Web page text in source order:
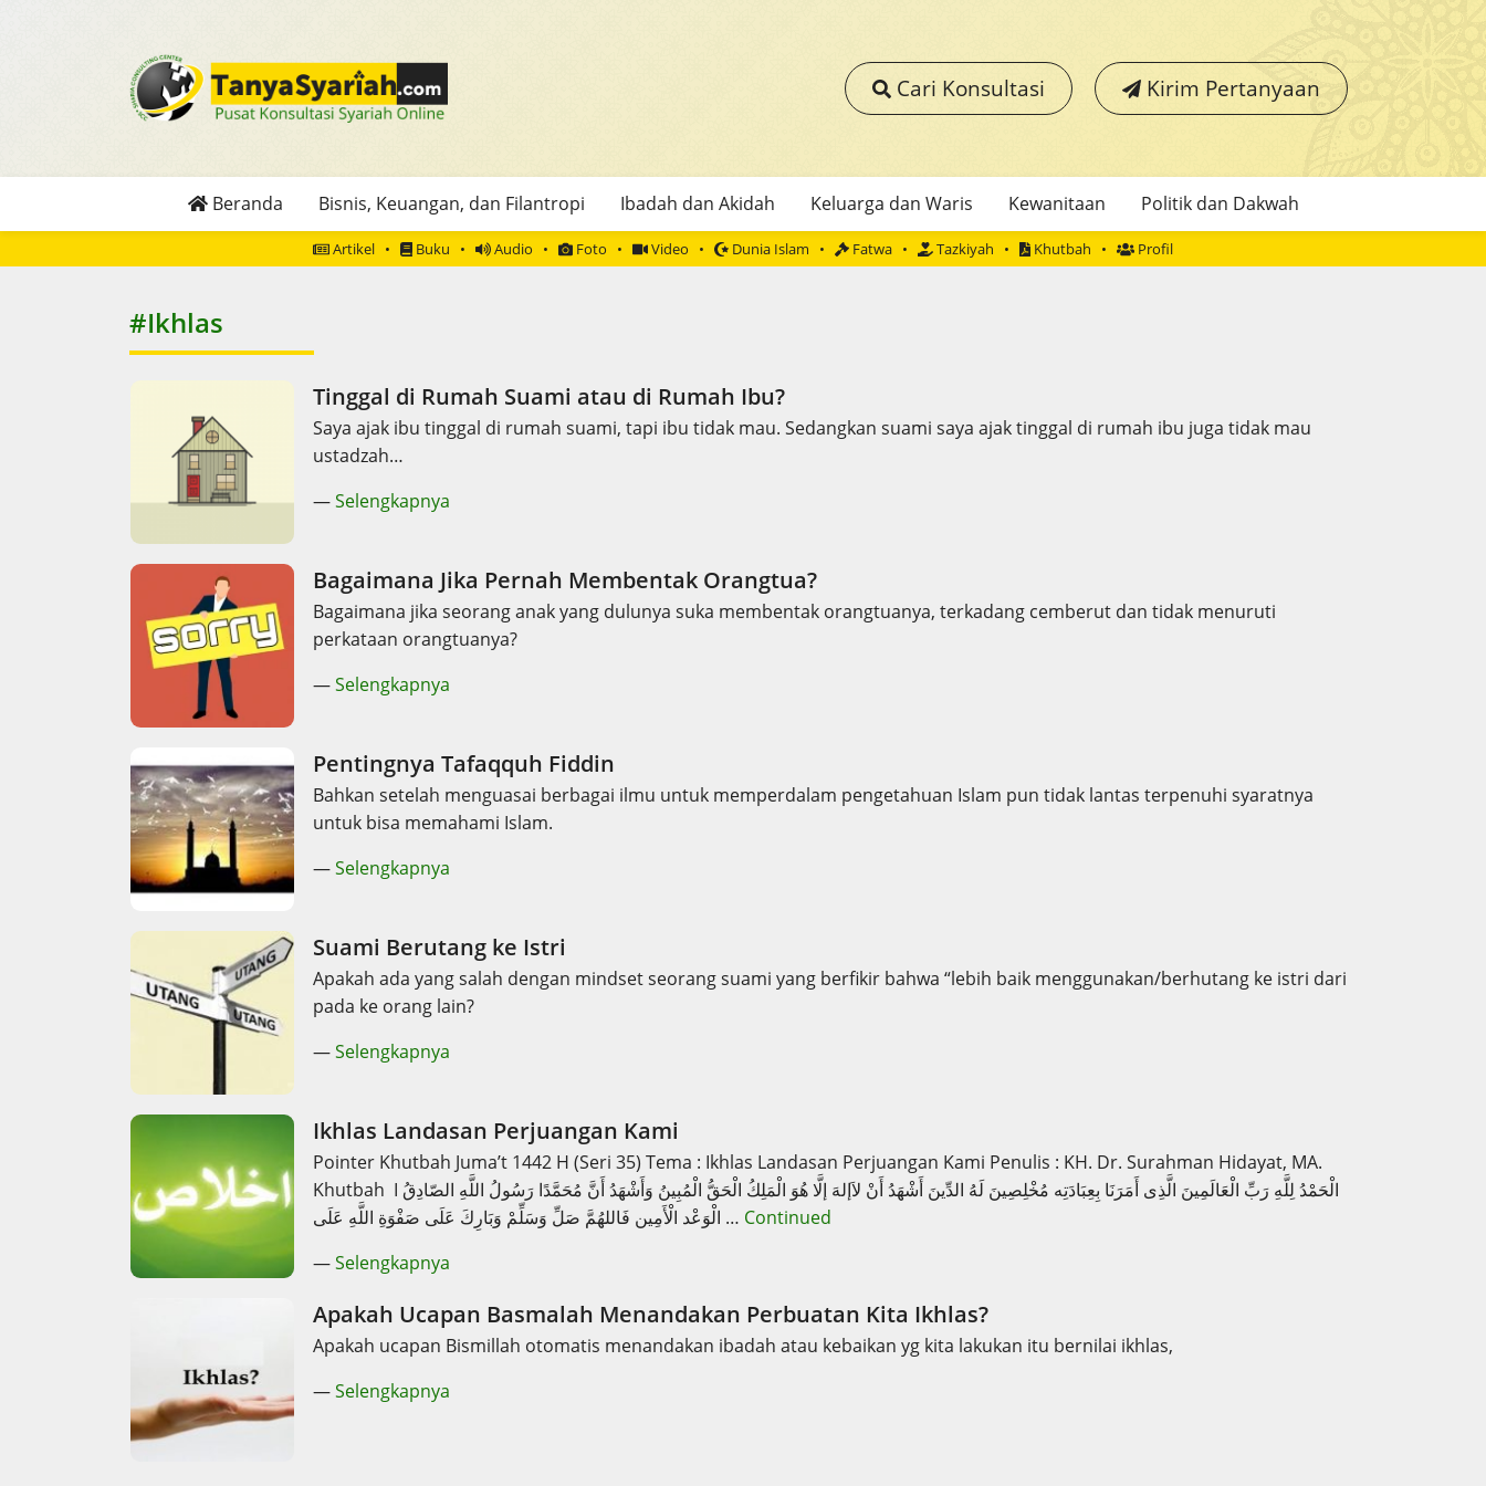
Cari Konsultasi Kirim Pertanyaan
Beranda Bisnis, Keuangan, dan Filantropi Ibadah dan Akidah Keluarga dan Waris Kewanitaan Politik dan Dakwah
Artikel Buku Audio Foto Video Dunia Islam Fatwa Tazkiyah Khutbah Profil
#Ikhlas
Tinggal di Rumah Suami atau di Rumah Ibu?
Saya ajak ibu tinggal di rumah suami, tapi ibu tidak mau. Sedangkan suami saya ajak tinggal di rumah ibu juga tidak mau
ustadzah…
—Selengkapnya
Bagaimana Jika Pernah Membentak Orangtua?
Bagaimana jika seorang anak yang dulunya suka membentak orangtuanya, terkadang cemberut dan tidak menuruti
perkataan orangtuanya?
—Selengkapnya
Pentingnya Tafaqquh Fiddin
Bahkan setelah menguasai berbagai ilmu untuk memperdalam pengetahuan Islam pun tidak lantas terpenuhi syaratnya
untuk bisa memahami Islam.
—Selengkapnya
Suami Berutang ke Istri
Apakah ada yang salah dengan mindset seorang suami yang berfikir bahwa “lebih baik menggunakan/berhutang ke istri dari
pada ke orang lain?
—Selengkapnya
Ikhlas Landasan Perjuangan Kami
Pointer Khutbah Juma’t 1442 H (Seri 35) Tema : Ikhlas Landasan Perjuangan Kami Penulis : KH. Dr. Surahman Hidayat, MA.
Khutbah I الْحَمْدُ لِلَّهِ رَبِّ الْعَالَمِينَ الَّذِى أَمَرَنَا بِعِبَادَتِه مُخْلِصِينَ لَهُ الدِّينَ أَشْهَدُ أَنْ لاَإلهَ إلَّا هُوَ الْمَلِكُ الْحَقُّ الْمُبِينُ وَأَشْهَدُ أَنَّ مُحَمَّدًا رَسُولُ اللَّهِ الصّادِقُ
الْوَعْد الْأَمِين فَاللهُمَّ صَلِّ وَسَلِّمْ وَبَارِكَ عَلَى صَفْوَةِ اللَّهِ عَلَى … Continued
—Selengkapnya
Apakah Ucapan Basmalah Menandakan Perbuatan Kita Ikhlas?
Apakah ucapan Bismillah otomatis menandakan ibadah atau kebaikan yg kita lakukan itu bernilai ikhlas,
—Selengkapnya